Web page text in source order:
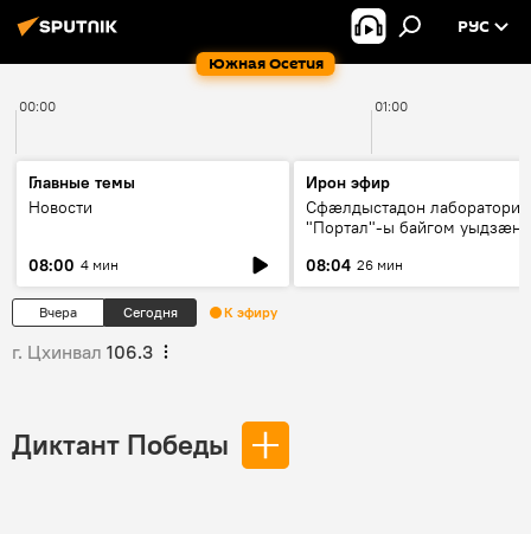
Южная Осетия
РУС
00:00 01:00
Главные темы
Новости
08:00 4 мин
Ирон эфир
Сфæлдыстадон лаборатори
"Портал"-ы байгом уыдзæн
Æхсары куыстыты равдыст
08:04 26 мин
Вчера Сегодня К эфиру
г. Цхинвал 106.3
Диктант Победы